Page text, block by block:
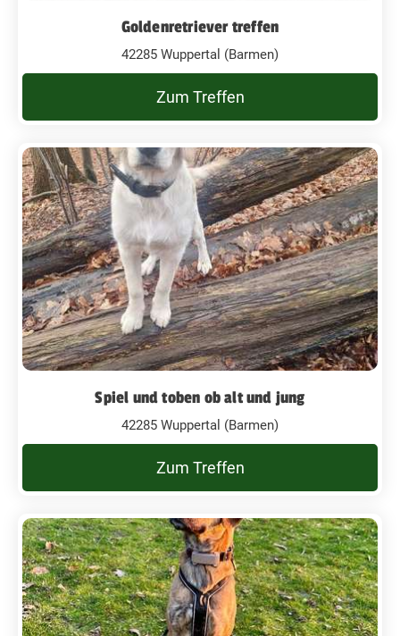
Goldenretriever treffen
42285 Wuppertal (Barmen)
Zum Treffen
Spiel und toben ob alt und jung
42285 Wuppertal (Barmen)
Zum Treffen